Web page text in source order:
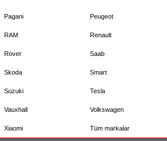
Pagani Peugeot
RAM Renault
Rover Saab
Skoda Smart
Suzuki Tesla
Vauxhall Volkswagen
Xiaomi Tüm markalar